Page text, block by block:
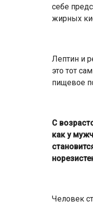
себе
жирных
Лептин и
это тот
пищевое
С
как у
Человек